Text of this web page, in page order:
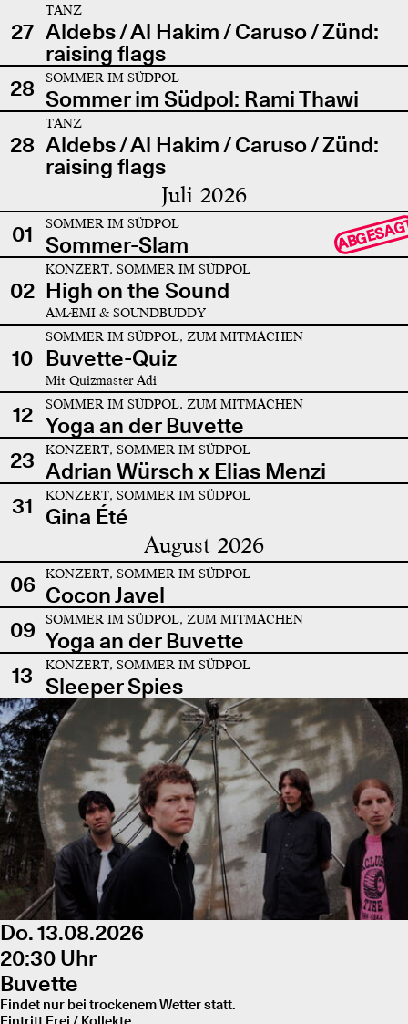
27
TANZ
Aldebs / Al Hakim / Caruso / Zünd:
raising flags
28
SOMMER IM SÜDPOL
Sommer im Südpol: Rami Thawi
28
TANZ
Aldebs / Al Hakim / Caruso / Zünd:
raising flags
Juli 2026
01 SOMMER IM SÜDPOL
Sommer-Slam
02
KONZERT, SOMMER IM SÜDPOL
High on the Sound
AMÆMI & SOUNDBUDDY
10
SOMMER IM SÜDPOL, ZUM MITMACHEN
Buvette-Quiz
Mit Quizmaster Adi
12 SOMMER IM SÜDPOL, ZUM MITMACHEN
Yoga an der Buvette
23
KONZERT, SOMMER IM SÜDPOL
Adrian Würsch x Elias Menzi
31
KONZERT, SOMMER IM SÜDPOL
Gina Été
August 2026
06 KONZERT, SOMMER IM SÜDPOL
Cocon Javel
09
SOMMER IM SÜDPOL, ZUM MITMACHEN
Yoga an der Buvette
13
KONZERT, SOMMER IM SÜDPOL
Sleeper Spies
Do. 13.08.2026
20:30 Uhr
Buvette
Findet nur bei trockenem Wetter statt.